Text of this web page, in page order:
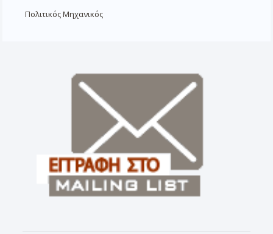
Πολιτικός Μηχανικός